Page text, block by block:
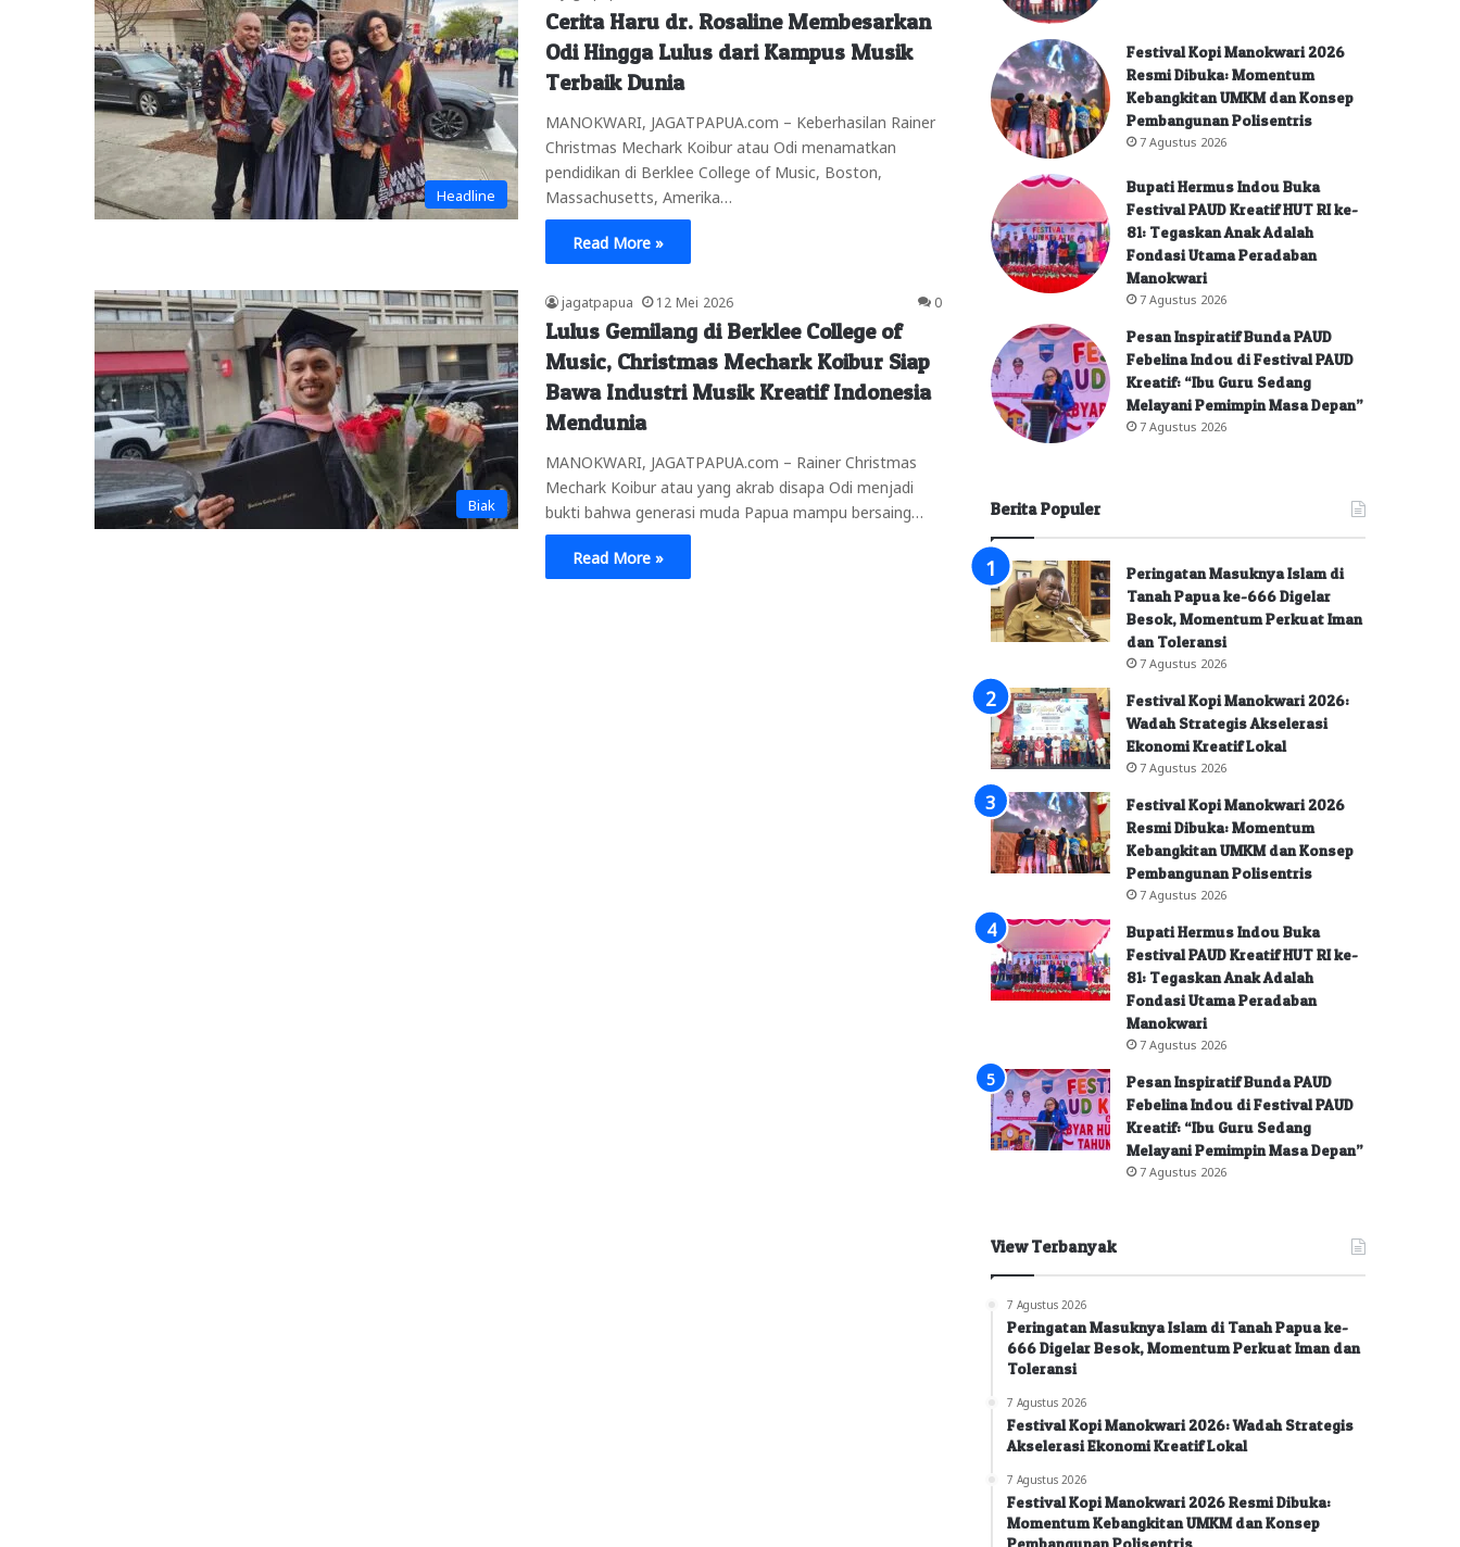
Headline
Cerita Haru dr. Rosaline Membesarkan
Odi Hingga Lulus dari Kampus Musik
Terbaik Dunia
MANOKWARI, JAGATPAPUA.com – Keberhasilan Rainer
Christmas Mechark Koibur atau Odi menamatkan
pendidikan di Berklee College of Music, Boston,
Massachusetts, Amerika…
Read More »
Biak
jagatpapua 12 Mei 2026 0
Lulus Gemilang di Berklee College of
Music, Christmas Mechark Koibur Siap
Bawa Industri Musik Kreatif Indonesia
Mendunia
MANOKWARI, JAGATPAPUA.com – Rainer Christmas
Mechark Koibur atau yang akrab disapa Odi menjadi
bukti bahwa generasi muda Papua mampu bersaing…
Read More »
Festival Kopi Manokwari 2026
Resmi Dibuka: Momentum
Kebangkitan UMKM dan Konsep
Pembangunan Polisentris
7 Agustus 2026
Bupati Hermus Indou Buka
Festival PAUD Kreatif HUT RI ke-
81: Tegaskan Anak Adalah
Fondasi Utama Peradaban
Manokwari
7 Agustus 2026
Pesan Inspiratif Bunda PAUD
Febelina Indou di Festival PAUD
Kreatif: “Ibu Guru Sedang
Melayani Pemimpin Masa Depan”
7 Agustus 2026
Berita Populer
Peringatan Masuknya Islam di
Tanah Papua ke-666 Digelar
Besok, Momentum Perkuat Iman
dan Toleransi
7 Agustus 2026
Festival Kopi Manokwari 2026:
Wadah Strategis Akselerasi
Ekonomi Kreatif Lokal
7 Agustus 2026
Festival Kopi Manokwari 2026
Resmi Dibuka: Momentum
Kebangkitan UMKM dan Konsep
Pembangunan Polisentris
7 Agustus 2026
Bupati Hermus Indou Buka
Festival PAUD Kreatif HUT RI ke-
81: Tegaskan Anak Adalah
Fondasi Utama Peradaban
Manokwari
7 Agustus 2026
Pesan Inspiratif Bunda PAUD
Febelina Indou di Festival PAUD
Kreatif: “Ibu Guru Sedang
Melayani Pemimpin Masa Depan”
7 Agustus 2026
View Terbanyak
7 Agustus 2026
Peringatan Masuknya Islam di Tanah Papua ke-
666 Digelar Besok, Momentum Perkuat Iman dan
Toleransi
7 Agustus 2026
Festival Kopi Manokwari 2026: Wadah Strategis
Akselerasi Ekonomi Kreatif Lokal
7 Agustus 2026
Festival Kopi Manokwari 2026 Resmi Dibuka:
Momentum Kebangkitan UMKM dan Konsep
Pembangunan Polisentris